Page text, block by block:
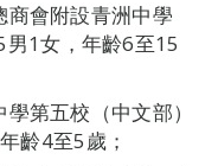
會附設青洲中學
男1女，年齡6至15
第五校（中文部）
齡4至5歲；